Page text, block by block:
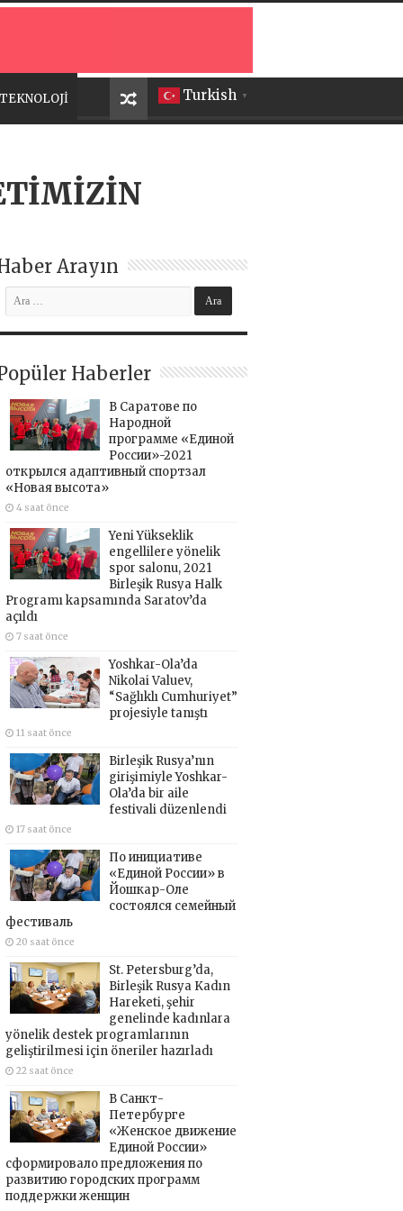
Turkish ▼
TEKNOLOJİ
Arayın
Haberler
В Саратове по
Народной
программе «Единой
России»-2021
открылся адаптивный спортзал
«Новая высота»
4 saat önce
Yeni Yükseklik
engellilere yönelik
spor salonu, 2021
Birleşik Rusya Halk
Programı kapsamında Saratov’da
açıldı
7 saat önce
Yoshkar-Ola’da
Nikolai Valuev,
“Sağlıklı Cumhuriyet”
projesiyle tanıştı
11 saat önce
Birleşik Rusya’nın
girişimiyle Yoshkar-
Ola’da bir aile
festivali düzenlendi
17 saat önce
По инициативе
«Единой России» в
Йошкар-Оле
состоялся семейный
фестиваль
20 saat önce
St. Petersburg’da,
Birleşik Rusya Kadın
Hareketi, şehir
genelinde kadınlara
yönelik destek programlarının
geliştirilmesi için öneriler hazırladı
22 saat önce
В Санкт-
Петербурге
«Женское движение
Единой России»
сформировало предложения по
развитию городских программ
поддержки женщин